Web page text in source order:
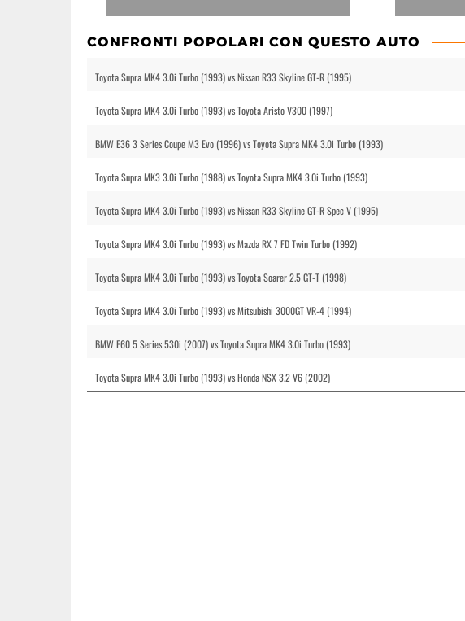
CONFRONTI POPOLARI CON QUESTO AUTO
Toyota Supra MK4 3.0i Turbo (1993) vs Nissan R33 Skyline GT-R (1995)
Toyota Supra MK4 3.0i Turbo (1993) vs Toyota Aristo V300 (1997)
BMW E36 3 Series Coupe M3 Evo (1996) vs Toyota Supra MK4 3.0i Turbo (1993)
Toyota Supra MK3 3.0i Turbo (1988) vs Toyota Supra MK4 3.0i Turbo (1993)
Toyota Supra MK4 3.0i Turbo (1993) vs Nissan R33 Skyline GT-R Spec V (1995)
Toyota Supra MK4 3.0i Turbo (1993) vs Mazda RX 7 FD Twin Turbo (1992)
Toyota Supra MK4 3.0i Turbo (1993) vs Toyota Soarer 2.5 GT-T (1998)
Toyota Supra MK4 3.0i Turbo (1993) vs Mitsubishi 3000GT VR-4 (1994)
BMW E60 5 Series 530i (2007) vs Toyota Supra MK4 3.0i Turbo (1993)
Toyota Supra MK4 3.0i Turbo (1993) vs Honda NSX 3.2 V6 (2002)